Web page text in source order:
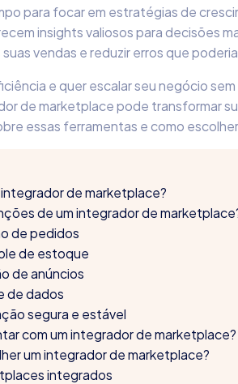
para focar em estratégias de
insights valiosos para decisões
vendas e reduzir erros que
e quer escalar seu negócio
de marketplace pode transformar
essas ferramentas e como
de marketplace?
de um integrador de
de pedidos
de estoque
de anúncios
de dados
segura e estável
com um integrador de marketplace?
um integrador de marketplace?
integrados